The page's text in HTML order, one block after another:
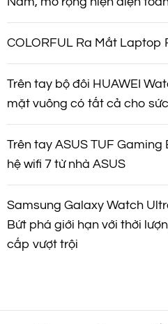
COLORFUL Ra Mắt Laptop
Trên tay bộ đôi HUAWEI
mặt vuông có tất cả cho
Trên tay ASUS TUF
hệ wifi 7 từ nhà ASUS
Samsung Galaxy Watch
Bứt phá giới hạn với thời
cấp vượt trội